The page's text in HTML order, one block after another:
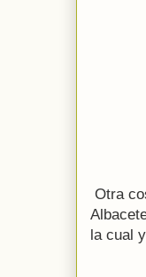
Otra
la cual